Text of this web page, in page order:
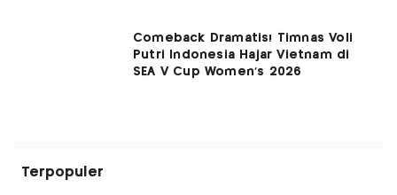
Comeback Dramatis! Timnas Voli
Putri Indonesia Hajar Vietnam di
SEA V Cup Women's 2026
Terpopuler